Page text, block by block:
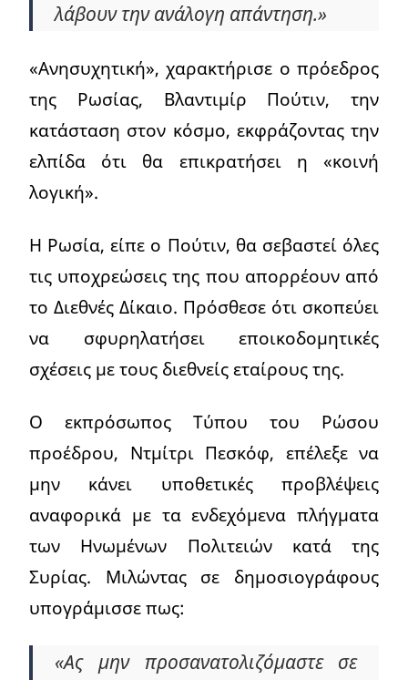
λάβουν την ανάλογη απάντηση.»
«Ανησυχητική», χαρακτήρισε ο πρόεδρος
της Ρωσίας, Βλαντιμίρ Πούτιν, την
κατάσταση στον κόσμο, εκφράζοντας την
ελπίδα ότι θα επικρατήσει η «κοινή
λογική».
Η Ρωσία, είπε ο Πούτιν, θα σεβαστεί όλες
τις υποχρεώσεις της που απορρέουν από
το Διεθνές Δίκαιο. Πρόσθεσε ότι σκοπεύει
να σφυρηλατήσει εποικοδομητικές
σχέσεις με τους διεθνείς εταίρους της.
Ο εκπρόσωπος Τύπου του Ρώσου
προέδρου, Ντμίτρι Πεσκόφ, επέλεξε να
μην κάνει υποθετικές προβλέψεις
αναφορικά με τα ενδεχόμενα πλήγματα
των Ηνωμένων Πολιτειών κατά της
Συρίας. Μιλώντας σε δημοσιογράφους
υπογράμισσε πως:
«Ας μην προσανατολιζόμαστε σε